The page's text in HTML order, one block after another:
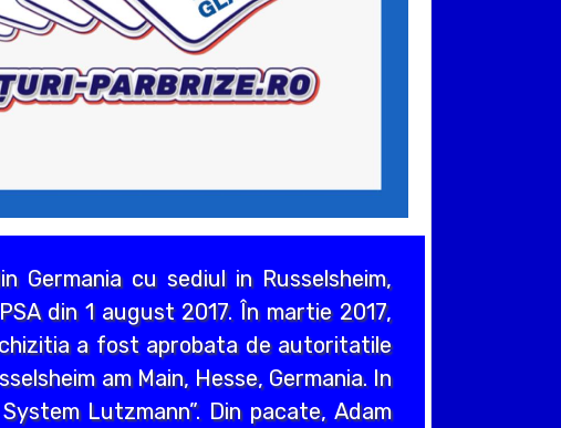
Germania cu sediul in Russelsheim,
din 1 august 2017. În martie 2017,
a fost aprobata de autoritatile
am Main, Hesse, Germania. In
Lutzmann”. Din pacate, Adam